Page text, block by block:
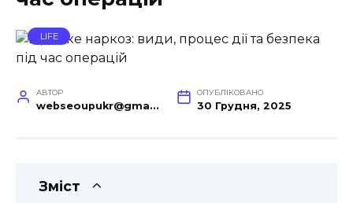
LIFE
АВТОР
webseoupukr@gmail.com
ОПУБЛІКОВАНО
30 Грудня, 2025
Зміст